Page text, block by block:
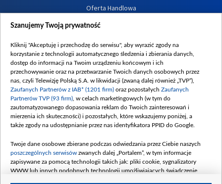
Oferta Handlowa
Dostępność
Procedura zgłoszeń wewnętrznych
Szanujemy Twoją prywatność
Kliknij "Akceptuję i przechodzę do serwisu", aby wyrazić zgody na
korzystanie z technologii automatycznego śledzenia i zbierania danych,
dostęp do informacji na Twoim urządzeniu końcowym i ich
przechowywanie oraz na przetwarzanie Twoich danych osobowych przez
nas, czyli Telewizję Polską S.A. w likwidacji (zwaną dalej również „TVP”),
Zaufanych Partnerów z IAB* (1201 firm) oraz pozostałych Zaufanych
Partnerów TVP (93 firm) , w celach marketingowych (w tym do
zautomatyzowanego dopasowania reklam do Twoich zainteresowań i
mierzenia ich skuteczności) i pozostałych, które wskazujemy poniżej, a
także zgody na udostępnianie przez nas identyfikatora PPID do Google.
Twoje dane osobowe zbierane podczas odwiedzania przez Ciebie naszych
poszczególnych serwisów zwanych dalej „Portalem”, w tym informacje
zapisywane za pomocą technologii takich jak: pliki cookie, sygnalizatory
WWW lub innych podobnych technologii umożliwiających świadczenie